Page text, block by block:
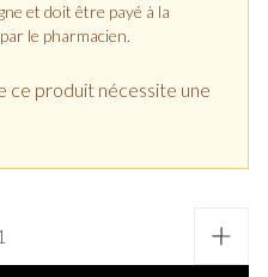
et doit être payé à la
le pharmacien.
ce produit nécessite une